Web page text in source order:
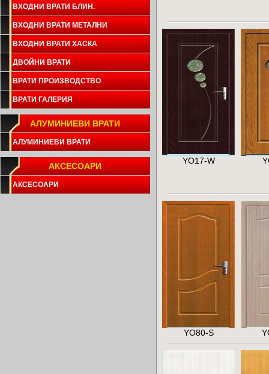
ВХОДНИ ВРАТИ БЛИН.
ВХОДНИ ВРАТИ МЕТАЛНИ
ВХОДНИ ВРАТИ ХАСКА
ДВОЙНИ ВРАТИ
ВРАТИ ПРОИЗВОДСТВО
ВРАТИ ГАЛЕРИЯ
АЛУМИНИЕВИ ВРАТИ
АЛУМИНИЕВИ ВРАТИ
АКСЕСОАРИ
АКСЕСОАРИ
YO17-W
YO80-S